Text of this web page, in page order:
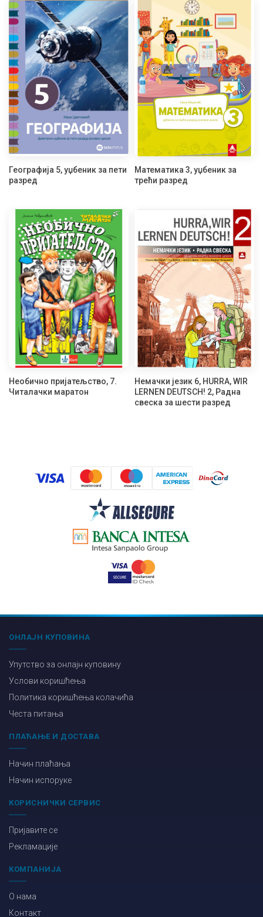
Географија 5, уџбеник за пети
разред
Математика 3, уџбеник за
трећи разред
Необично пријатељство, 7.
Читалачки маратон
Немачки језик 6, HURRA, WIR
LERNEN DEUTSCH! 2, Радна
свеска за шести разред
ОНЛАЈН КУПОВИНА
Упутство за онлајн куповину
Услови коришћења
Политика коришћења колачића
Честа питања
ПЛАЋАЊЕ И ДОСТАВА
Начин плаћања
Начин испоруке
КОРИСНИЧКИ СЕРВИС
Пријавите се
Рекламације
КОМПАНИЈА
О нама
Контакт